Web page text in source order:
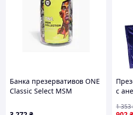
Банка презервативов ONE
Classic Select MSM
с
12
1 353